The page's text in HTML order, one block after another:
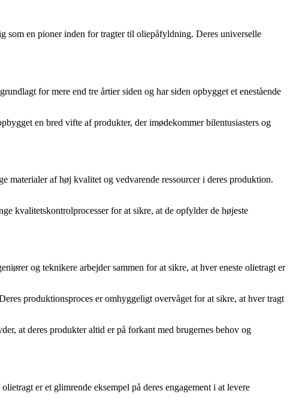
en pioner inden for tragter til oliepåfyldning. Deres universelle
for mere end tre årtier siden og har siden opbygget et enestående
en bred vifte af produkter, der imødekommer bilentusiasters og
af høj kvalitet og vedvarende ressourcer i deres produktion.
kvalitetskontrolprocesser for at sikre, at de opfylder de højeste
og teknikere arbejder sammen for at sikre, at hver eneste olietragt er
produktionsproces er omhyggeligt overvåget for at sikre, at hver tragt
at deres produkter altid er på forkant med brugernes behov og
er et glimrende eksempel på deres engagement i at levere